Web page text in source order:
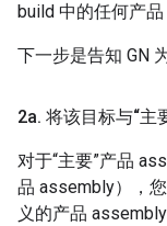
build 中的任何产品
下一步是告知 GN
2a. 将该目标与“主
对于“主要”产品
品 assembly），
义的产品 assembly